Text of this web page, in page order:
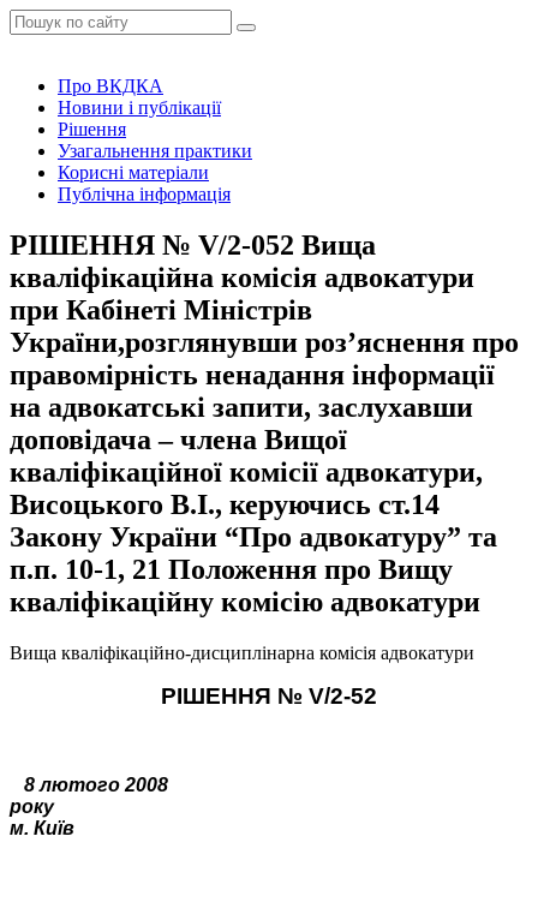
Про ВКДКА
Новини і публікації
Рішення
Узагальнення практики
Корисні матеріали
Публічна інформація
РІШЕННЯ № V/2-052 Вища
кваліфікаційна комісія адвокатури
при Кабінеті Міністрів
України,розглянувши роз’яснення про
правомірність ненадання інформації
на адвокатські запити, заслухавши
доповідача – члена Вищої
кваліфікаційної комісії адвокатури,
Висоцького В.І., керуючись ст.14
Закону України “Про адвокатуру” та
п.п. 10-1, 21 Положення про Вищу
кваліфікаційну комісію адвокатури
Вища кваліфікаційно-дисциплінарна комісія адвокатури
РІШЕННЯ № V/2-52
8 лютого 2008
року
м. Київ